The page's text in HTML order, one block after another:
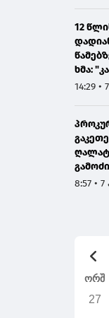
12
ხმა:
14:29 •
8:57 •
ორშ
27